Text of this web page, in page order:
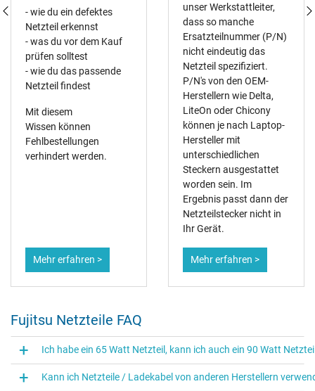
- wie du ein defektes
Netzteil erkennst
- was du vor dem Kauf
prüfen solltest
- wie du das passende
Netzteil findest
Mit diesem
Wissen können
Fehlbestellungen
verhindert werden.
Mehr erfahren >
unser Werkstattleiter,
dass so manche
Ersatzteilnummer (P/N)
nicht eindeutig das
Netzteil spezifiziert.
P/N's von den OEM-
Herstellern wie Delta,
LiteOn oder Chicony
können je nach Laptop-
Hersteller mit
unterschiedlichen
Steckern ausgestattet
worden sein. Im
Ergebnis passt dann der
Netzteilstecker nicht in
Ihr Gerät.
Mehr erfahren >
Fujitsu Netzteile FAQ
Ich habe ein 65 Watt Netzteil, kann ich auch ein 90 Watt
Kann ich Netzteile / Ladekabel von anderen Herstellern